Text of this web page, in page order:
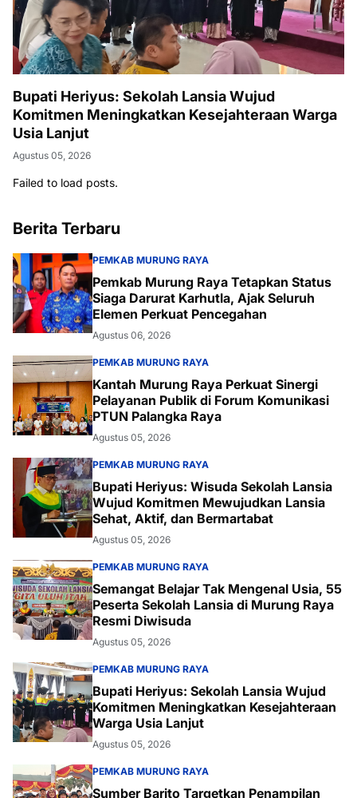
Bupati Heriyus: Sekolah Lansia Wujud
Komitmen Meningkatkan Kesejahteraan Warga
Usia Lanjut
Agustus 05, 2026
Failed to load posts.
Berita Terbaru
PEMKAB MURUNG RAYA
Pemkab Murung Raya Tetapkan Status
Siaga Darurat Karhutla, Ajak Seluruh
Elemen Perkuat Pencegahan
Agustus 06, 2026
PEMKAB MURUNG RAYA
Kantah Murung Raya Perkuat Sinergi
Pelayanan Publik di Forum Komunikasi
PTUN Palangka Raya
Agustus 05, 2026
PEMKAB MURUNG RAYA
Bupati Heriyus: Wisuda Sekolah Lansia
Wujud Komitmen Mewujudkan Lansia
Sehat, Aktif, dan Bermartabat
Agustus 05, 2026
PEMKAB MURUNG RAYA
Semangat Belajar Tak Mengenal Usia, 55
Peserta Sekolah Lansia di Murung Raya
Resmi Diwisuda
Agustus 05, 2026
PEMKAB MURUNG RAYA
Bupati Heriyus: Sekolah Lansia Wujud
Komitmen Meningkatkan Kesejahteraan
Warga Usia Lanjut
Agustus 05, 2026
PEMKAB MURUNG RAYA
Sumber Barito Targetkan Penampilan